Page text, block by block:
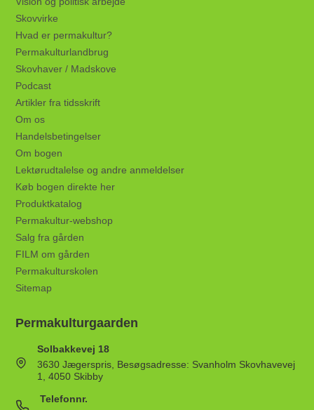
Skovvirke
Hvad er permakultur?
Permakulturlandbrug
Skovhaver / Madskove
Podcast
Artikler fra tidsskrift
Om os
Handelsbetingelser
Om bogen
Lektørudtalelse og andre anmeldelser
Køb bogen direkte her
Produktkatalog
Permakultur-webshop
Salg fra gården
FILM om gården
Permakulturskolen
Sitemap
Permakulturgaarden
Solbakkevej 18
3630 Jægerspris, Besøgsadresse: Svanholm Skovhavevej
1, 4050 Skibby
Telefonnr.